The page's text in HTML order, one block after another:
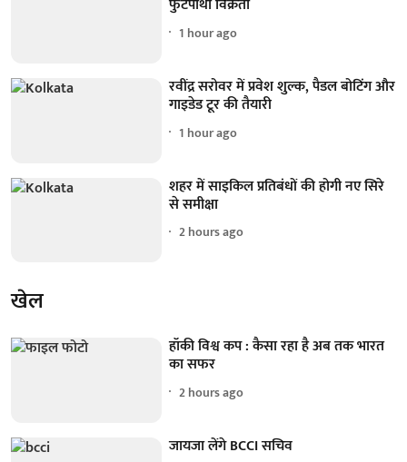
फुटपाथी विक्रेता
1 hour ago
रवींद्र सरोवर में प्रवेश शुल्क, पैडल बोटिंग और
गाइडेड टूर की तैयारी
1 hour ago
शहर में साइकिल प्रतिबंधों की होगी नए सिरे
से समीक्षा
2 hours ago
खेल
हॉकी विश्व कप : कैसा रहा है अब तक भारत
का सफर
2 hours ago
जायजा लेंगे BCCI सचिव